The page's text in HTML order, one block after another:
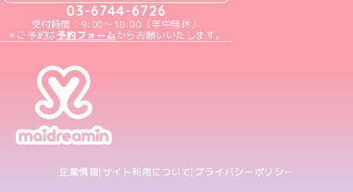
03-6744-6726
受付時間：9:00～18:00（年中無休）
＊ご予約は予約フォームからお願いいたします。
企業情報 サイト利用について プライバシーポリシー